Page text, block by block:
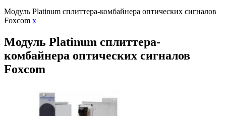
Модуль Platinum cплиттера-комбайнера оптических сигналов
Foxcom x
Модуль Platinum cплиттера-
комбайнера оптических сигналов
Foxcom